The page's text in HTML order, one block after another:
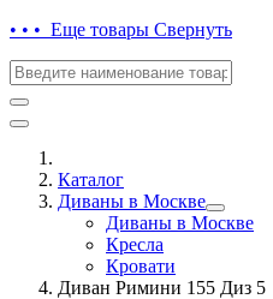
• • • Еще товары Свернуть
Каталог
Диваны в Москве
Диваны в Москве
Кресла
Кровати
Диван Римини 155 Диз 5